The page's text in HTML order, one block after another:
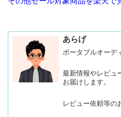
あらげ
ポータブルオーデ
最新情報やレビュ
お届けします。
レビュー依頼等の